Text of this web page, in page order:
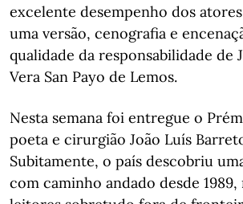
excelente desempenho dos
uma versão, cenografia e
qualidade da responsabilidade de
Vera San Payo de Lemos.
Nesta semana foi entregue o
poeta e cirurgião João Luís
Subitamente, o país descobriu
com caminho andado desde